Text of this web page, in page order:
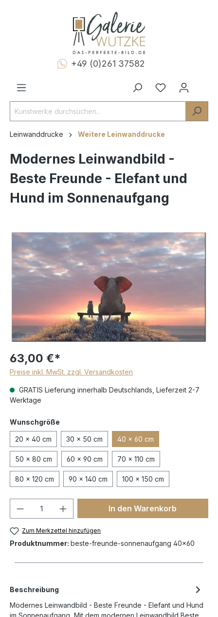
+49 (0)261 37582
Leinwanddrucke Weitere Leinwanddrucke
Modernes Leinwandbild -
Beste Freunde - Elefant und
Hund im Sonnenaufgang
63,00 €*
Preise inkl. MwSt. zzgl. Versandkosten
GRATIS Lieferung innerhalb Deutschlands, Lieferzeit 2-7
Werktage
Wunschgröße
20 x 40 cm 30 x 50 cm 40 x 60 cm
50 x 80 cm 60 x 90 cm 70 x 110 cm
80 x 120 cm 90 x 140 cm 100 x 150 cm
In den Warenkorb
Zum Merkzettel hinzufügen
Produktnummer: beste-freunde-sonnenaufgang 40x60
Beschreibung
Modernes Leinwandbild - Beste Freunde - Elefant und Hund
im Sonnenaufgang Mit dem modernen Leinwandbild Beste